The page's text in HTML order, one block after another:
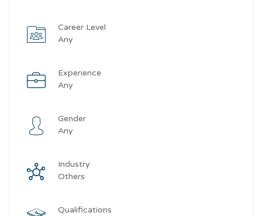
Career Level
Any
Experience
Any
Gender
Any
Industry
Others
Qualifications